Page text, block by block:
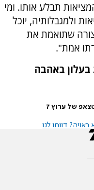
תבלע אותו. ומי
ולמגבלותיה, יוכל
שתואמת את
אמת".
באהבה
של ערוץ 7
דווחו לנו